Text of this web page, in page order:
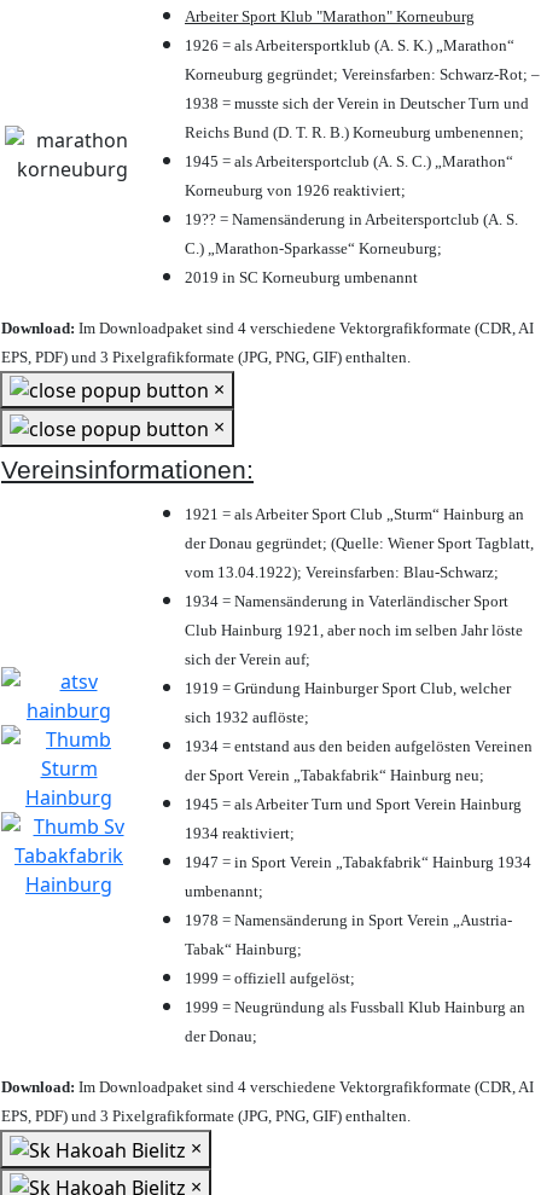
Arbeiter Sport Klub "Marathon" Korneuburg
1926 = als Arbeitersportklub (A. S. K.) „Marathon“
Korneuburg gegründet; Vereinsfarben: Schwarz-Rot; –
1938 = musste sich der Verein in Deutscher Turn und
Reichs Bund (D. T. R. B.) Korneuburg umbenennen;
1945 = als Arbeitersportclub (A. S. C.) „Marathon“
Korneuburg von 1926 reaktiviert;
19?? = Namensänderung in Arbeitersportclub (A. S.
C.) „Marathon-Sparkasse“ Korneuburg;
2019 in SC Korneuburg umbenannt
Download: Im Downloadpaket sind 4 verschiedene Vektorgrafikformate (CDR, AI
EPS, PDF) und 3 Pixelgrafikformate (JPG, PNG, GIF) enthalten.
×
×
Vereinsinformationen:
1921 = als Arbeiter Sport Club „Sturm“ Hainburg an
der Donau gegründet; (Quelle: Wiener Sport Tagblatt,
vom 13.04.1922); Vereinsfarben: Blau-Schwarz;
1934 = Namensänderung in Vaterländischer Sport
Club Hainburg 1921, aber noch im selben Jahr löste
sich der Verein auf;
1919 = Gründung Hainburger Sport Club, welcher
sich 1932 auflöste;
1934 = entstand aus den beiden aufgelösten Vereinen
der Sport Verein „Tabakfabrik“ Hainburg neu;
1945 = als Arbeiter Turn und Sport Verein Hainburg
1934 reaktiviert;
1947 = in Sport Verein „Tabakfabrik“ Hainburg 1934
umbenannt;
1978 = Namensänderung in Sport Verein „Austria-
Tabak“ Hainburg;
1999 = offiziell aufgelöst;
1999 = Neugründung als Fussball Klub Hainburg an
der Donau;
Download: Im Downloadpaket sind 4 verschiedene Vektorgrafikformate (CDR, AI
EPS, PDF) und 3 Pixelgrafikformate (JPG, PNG, GIF) enthalten.
×
×